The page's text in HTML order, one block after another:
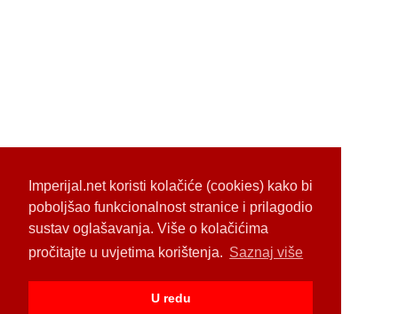
Imperijal.net koristi kolačiće (cookies) kako bi
poboljšao funkcionalnost stranice i prilagodio
sustav oglašavanja. Više o kolačićima
pročitajte u uvjetima korištenja. Saznaj više
U redu